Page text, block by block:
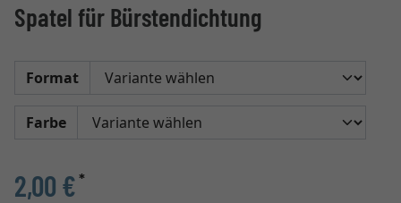
Spatel für Bürstendichtung
Format
Farbe
2,00 €*